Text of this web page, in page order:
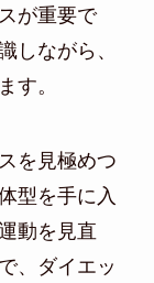
が重要で
しながら、
す。
を見極めつ
型を手に入
動を見直
、ダイエッ